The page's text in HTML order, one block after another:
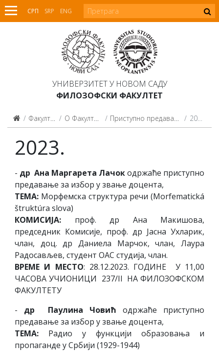
СРП SRP ENG
УНИВЕРЗИТЕТ У НОВОМ САДУ
ФИЛОЗОФСКИ ФАКУЛТЕТ
Факултет О Факултету Приступно предавање 2023.
2023.
- др Ана Маргарета Лачокодржаће приступно
предавање за избор у звање доцента,
ТЕМА: Морфемска структура речи (Morfematická
štruktúra slova)
КОМИСИЈА: проф. др Ана Макишова,
председник Комисије, проф. др Јасна Ухларик,
члан, доц. др Даниела Марчок, члан, Лаура
Радосављев, студент ОАС студија, члан.
ВРЕМЕ И МЕСТО: 28.12.2023. ГОДИНЕ У 11,00
ЧАСОВА УЧИОНИЦИ 237/II НА ФИЛОЗОФСКОМ
ФАКУЛТЕТУ
- др Паулина Човић одржаће приступно
предавање за избор у звање доцента,
ТЕМА: Радио у функцији образовања и
пропаганде у Србији (1929-1944)